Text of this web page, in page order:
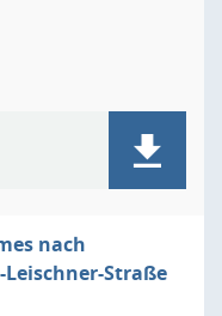
nach
Straße